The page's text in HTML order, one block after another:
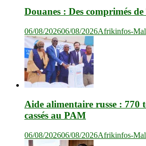
Douanes : Des comprimés
06/08/202606/08/2026Afrikinfos-
Aide alimentaire russe : 770
cassés au PAM
06/08/202606/08/2026Afrikinfos-